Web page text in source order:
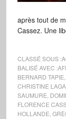
après tout de
Cassez. Une
CLASSÉ SOUS :
BALISÉ AVEC :
BERNARD TAPIE
CHRISTINE
SAUMURE
FLORENCE
HOLLANDE